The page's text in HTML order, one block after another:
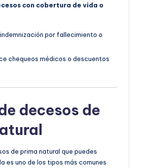
con cobertura de vida o
por fallecimiento o
chequeos médicos o descuentos
decesos de
de prima natural que puedes
es uno de los tipos más comunes